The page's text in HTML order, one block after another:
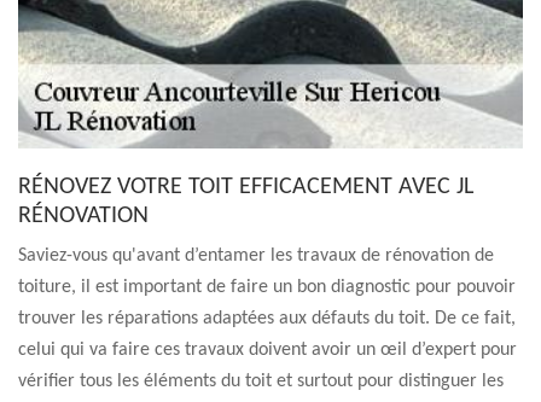
RÉNOVEZ VOTRE TOIT EFFICACEMENT AVEC JL
RÉNOVATION
Saviez-vous qu'avant d’entamer les travaux de rénovation de
toiture, il est important de faire un bon diagnostic pour pouvoir
trouver les réparations adaptées aux défauts du toit. De ce fait,
celui qui va faire ces travaux doivent avoir un œil d’expert pour
vérifier tous les éléments du toit et surtout pour distinguer les